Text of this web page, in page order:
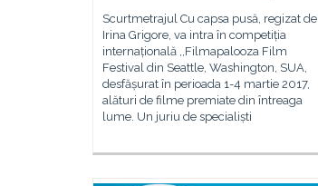
Scurtmetrajul Cu capsa pusă, regizat de
Irina Grigore, va intra în competiția
internațională ,,Filmapalooza Film
Festival din Seattle, Washington, SUA,
desfășurat în perioada 1-4 martie 2017,
alături de filme premiate din întreaga
lume. Un juriu de specialiști